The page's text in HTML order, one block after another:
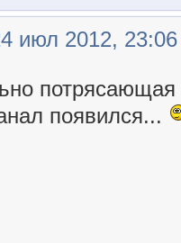
июл 2012, 23:06
появился...